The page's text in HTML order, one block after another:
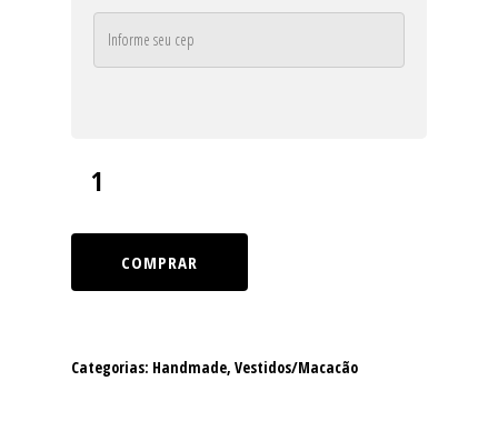
COMPRAR
Categorias: Handmade, Vestidos/Macacão